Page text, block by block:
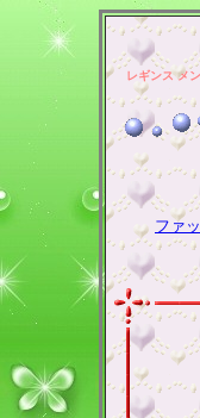
レギンス メ
ファ